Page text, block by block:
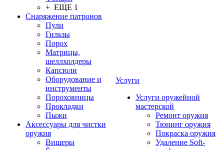
+ ЕЩЕ 1
Снаряжение патронов
Пули
Гильзы
Порох
Матрицы,
шеллхолдеры
Капсюли
Оборудование и
инструменты
Пороховницы
Прокладки
Пыжи
Аксессуары для чистки
оружия
Вишеры
Услуги
Услуги оружейной
мастерской
Ремонт оружия
Тюнинг оружия
Покраска оружия
Удаление Soft-